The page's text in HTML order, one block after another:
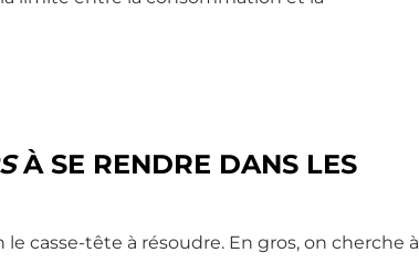
À SE RENDRE DANS LES
casse-tête à résoudre. En gros, on cherche à